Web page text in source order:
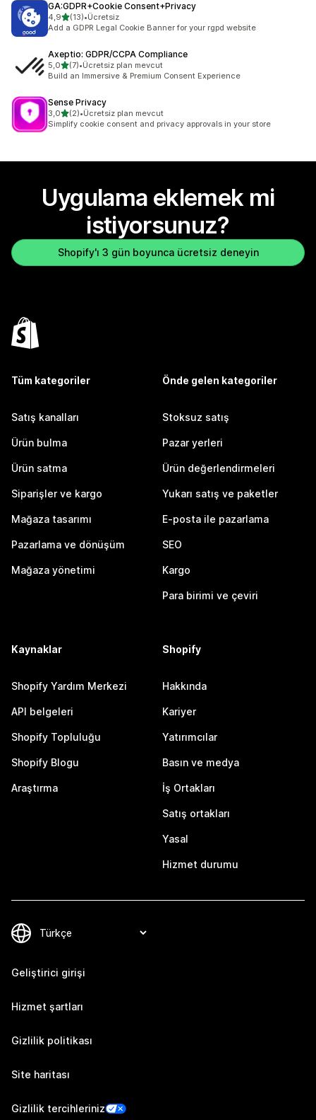
GA:GDPR+Cookie Consent+Privacy
4,95 yıldız üzerinden
(13)
toplam 13 değerlendirme
•Ücretsiz
Add a GDPR Legal Cookie Banner for your rgpd website
Axeptio: GDPR/CCPA Compliance
5,05 yıldız üzerinden
(7)
toplam 7 değerlendirme
•Ücretsiz plan mevcut
Build an Immersive & Premium Consent Experience
Sense Privacy
3,05 yıldız üzerinden
(2)
toplam 2 değerlendirme
•Ücretsiz plan mevcut
Simplify cookie consent and privacy approvals in your store
Uygulama eklemek mi
istiyorsunuz?
Shopify'ı 3 gün boyunca ücretsiz deneyin
Tüm kategoriler
Satış kanalları
Ürün bulma
Ürün satma
Siparişler ve kargo
Mağaza tasarımı
Pazarlama ve dönüşüm
Mağaza yönetimi
Önde gelen kategoriler
Stoksuz satış
Pazar yerleri
Ürün değerlendirmeleri
Yukarı satış ve paketler
E-posta ile pazarlama
SEO
Kargo
Para birimi ve çeviri
Kaynaklar
Shopify Yardım Merkezi
API belgeleri
Shopify Topluluğu
Shopify Blogu
Araştırma
Shopify
Hakkında
Kariyer
Yatırımcılar
Basın ve medya
İş Ortakları
Satış ortakları
Yasal
Hizmet durumu
Geliştirici girişi
Hizmet şartları
Gizlilik politikası
Site haritası
Gizlilik tercihleriniz